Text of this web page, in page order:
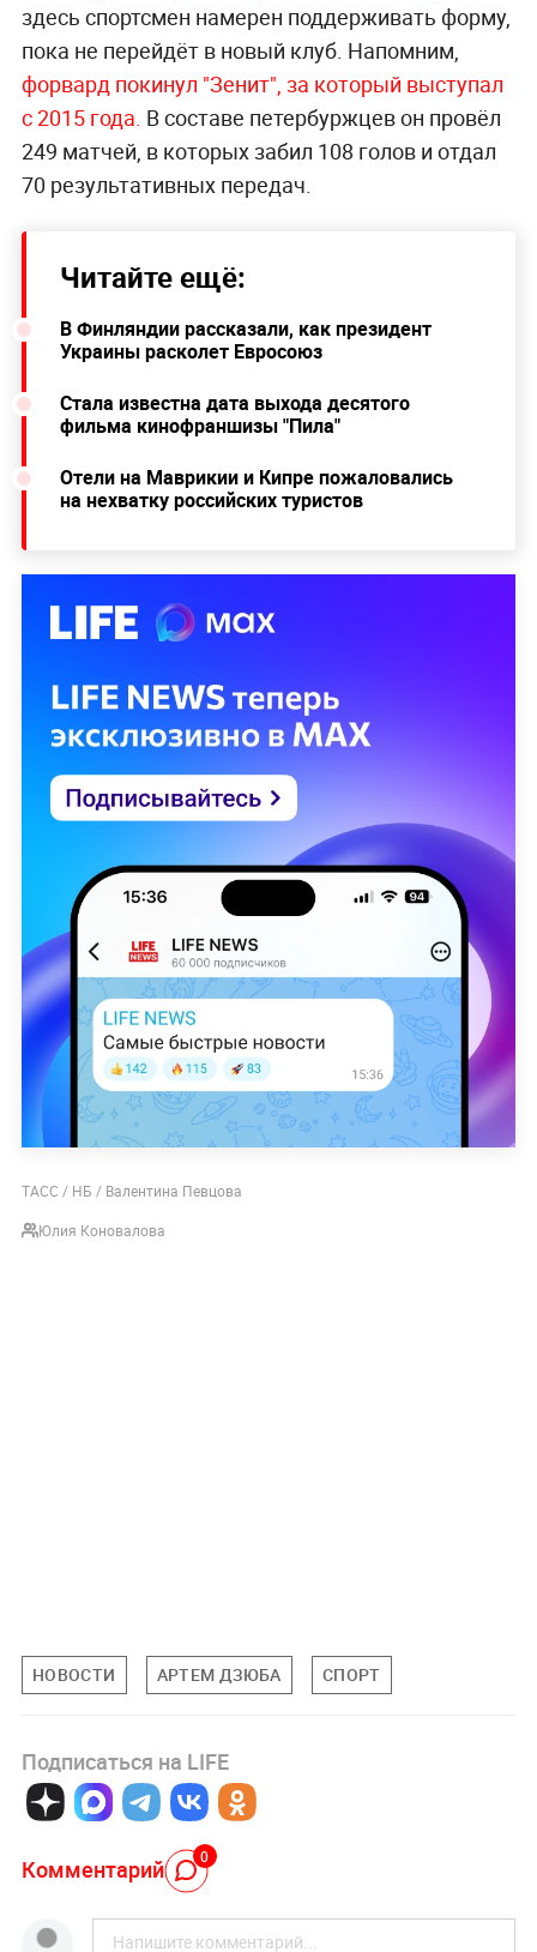
здесь спортсмен намерен поддерживать форму,
пока не перейдёт в новый клуб. Напомним,
форвард покинул "Зенит", за который выступал
с 2015 года. В составе петербуржцев он провёл
249 матчей, в которых забил 108 голов и отдал
70 результативных передач.
Читайте ещё:
В Финляндии рассказали, как президент
Украины расколет Евросоюз
Стала известна дата выхода десятого
фильма кинофраншизы "Пила"
Отели на Маврикии и Кипре пожаловались
на нехватку российских туристов
ТАСС / НБ / Валентина Певцова
Юлия Коновалова
НОВОСТИ АРТЕМ ДЗЮБА СПОРТ
Подписаться на LIFE
Комментарий 0